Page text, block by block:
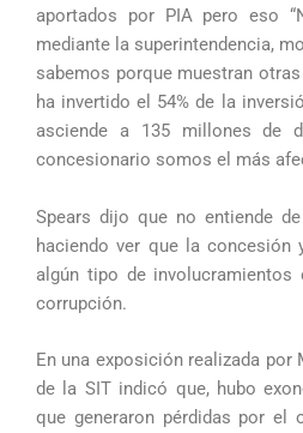
aportados por PIA pero eso
mediante la superintendencia,
sabemos porque muestran
ha invertido el 54% de la
asciende a 135 millones de
concesionario somos el más
Spears dijo que no entiende
haciendo ver que la
algún tipo de
corrupción.
En una exposición realizada
de la SIT indicó que, hubo
que generaron pérdidas por el